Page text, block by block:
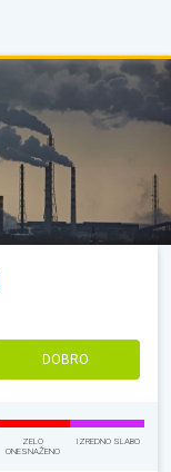
DOBRO
ZELO
ONESNAŽENO
IZREDNO SLABO